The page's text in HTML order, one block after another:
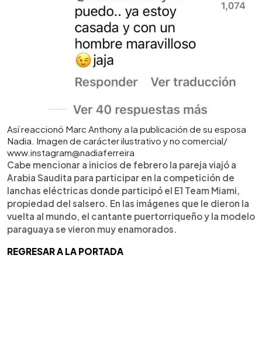
Así reaccionó Marc Anthony a la publicación de su esposa
Nadia. Imagen de carácter ilustrativo y no comercial/
www.instagram@nadiaferreira
Cabe mencionar a inicios de febrero la pareja viajó a
Arabia Saudita para participar en la competición de
lanchas eléctricas donde participó el E1 Team Miami,
propiedad del salsero. En las imágenes que le dieron la
vuelta al mundo, el cantante puertorriqueño y la modelo
paraguaya se vieron muy enamorados.
REGRESAR A LA PORTADA